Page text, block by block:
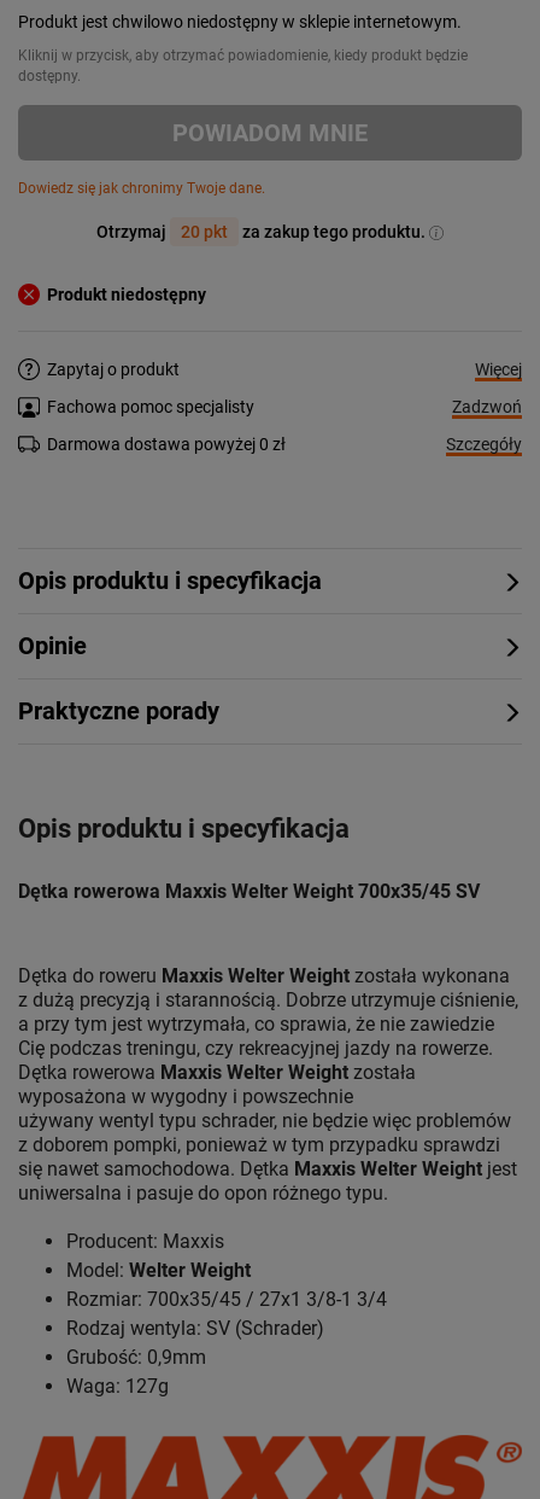
Produkt jest chwilowo niedostępny w sklepie internetowym.
Kliknij w przycisk, aby otrzymać powiadomienie, kiedy produkt będzie
dostępny.
POWIADOM MNIE
Dowiedz się jak chronimy Twoje dane.
Otrzymaj 20 pkt za zakup tego produktu.
Produkt niedostępny
Zapytaj o produkt
Więcej
Fachowa pomoc specjalisty
Zadzwoń
Darmowa dostawa powyżej 0 zł
Szczegóły
Opis produktu i specyfikacja
Opinie
Praktyczne porady
Opis produktu i specyfikacja
Dętka rowerowa Maxxis Welter Weight 700x35/45 SV
Dętka do roweru Maxxis Welter Weight została wykonana
z dużą precyzją i starannością. Dobrze utrzymuje ciśnienie,
a przy tym jest wytrzymała, co sprawia, że nie zawiedzie
Cię podczas treningu, czy rekreacyjnej jazdy na rowerze.
Dętka rowerowa Maxxis Welter Weight została
wyposażona w wygodny i powszechnie
używany wentyl typu schrader, nie będzie więc problemów
z doborem pompki, ponieważ w tym przypadku sprawdzi
się nawet samochodowa. Dętka Maxxis Welter Weight jest
uniwersalna i pasuje do opon różnego typu.
Producent: Maxxis
Model: Welter Weight
Rozmiar: 700x35/45 / 27x1 3/8-1 3/4
Rodzaj wentyla: SV (Schrader)
Grubość: 0,9mm
Waga: 127g